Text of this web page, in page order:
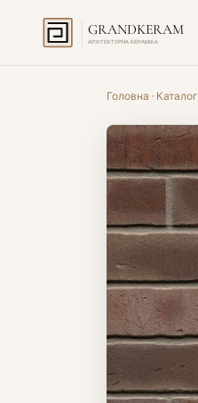
GRANDKERAM
АРХІТЕКТУРНА КЕРАМІКА
Головна · Каталог